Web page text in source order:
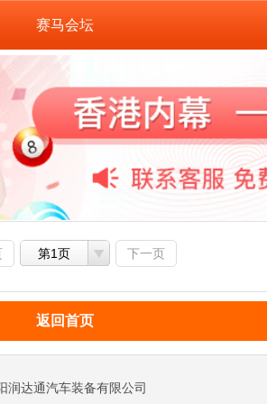
赛马会坛
第1页 下一页
返回首页
润达通汽车装备有限公司